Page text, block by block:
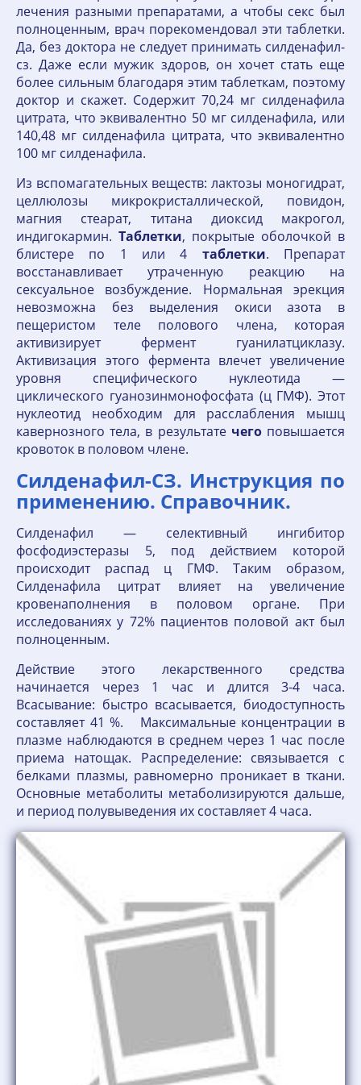
лечения разными препаратами, а чтобы секс был
полноценным, врач порекомендовал эти таблетки.
Да, без доктора не следует принимать силденафил-
сз. Даже если мужик здоров, он хочет стать еще
более сильным благодаря этим таблеткам, поэтому
доктор и скажет. Содержит 70,24 мг силденафила
цитрата, что эквивалентно 50 мг силденафила, или
140,48 мг силденафила цитрата, что эквивалентно
100 мг силденафила.
Из вспомагательных веществ: лактозы моногидрат,
целлюлозы микрокристаллической, повидон,
магния стеарат, титана диоксид макрогол,
индигокармин. Таблетки, покрытые оболочкой в
блистере по 1 или 4 таблетки. Препарат
восстанавливает утраченную реакцию на
сексуальное возбуждение. Нормальная эрекция
невозможна без выделения окиси азота в
пещеристом теле полового члена, которая
активизирует фермент гуанилатциклазу.
Активизация этого фермента влечет увеличение
уровня специфического нуклеотида —
циклического гуанозинмонофосфата (ц ГМФ). Этот
нуклеотид необходим для расслабления мышц
кавернозного тела, в результате чегоповышается
кровоток в половом члене.
Силденафил-СЗ. Инструкция по
применению. Справочник.
Силденафил — селективный ингибитор
фосфодиэстеразы 5, под действием которой
происходит распад ц ГМФ. Таким образом,
Силденафила цитрат влияет на увеличение
кровенаполнения в половом органе. При
исследованиях у 72% пациентов половой акт был
полноценным.
Действие этого лекарственного средства
начинается через 1 час и длится 3-4 часа.
Всасывание: быстро всасывается, биодоступность
составляет 41 %. Максимальные концентрации в
плазме наблюдаются в среднем через 1 час после
приема натощак. Распределение: связывается с
белками плазмы, равномерно проникает в ткани.
Основные метаболиты метаболизируются дальше,
и период полувыведения их составляет 4 часа.